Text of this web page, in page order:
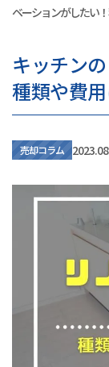
ベーションがしたい
キッチン
種類や費
売却コラム